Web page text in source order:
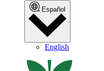
Español
English